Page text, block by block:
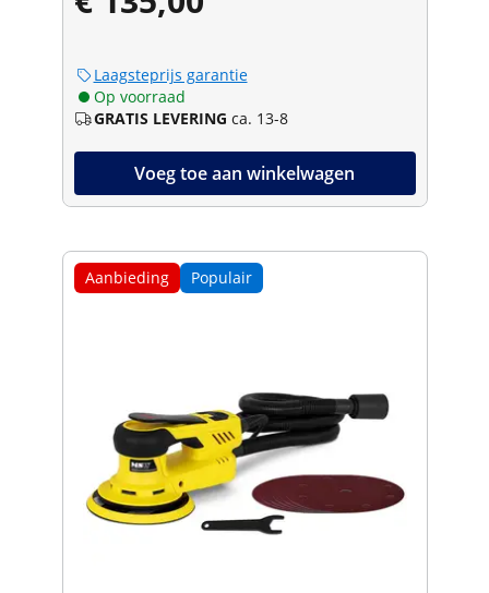
Laagsteprijs garantie
Op voorraad
GRATIS LEVERING ca. 13-8
Voeg toe aan winkelwagen
Aanbieding Populair